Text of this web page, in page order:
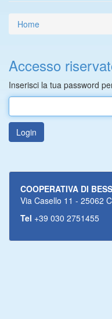
Home
Accesso
Inserisci la tua password
Login
COOPERATIVA DI
Via Casello 11 - 25062
Tel +39 030 2751455